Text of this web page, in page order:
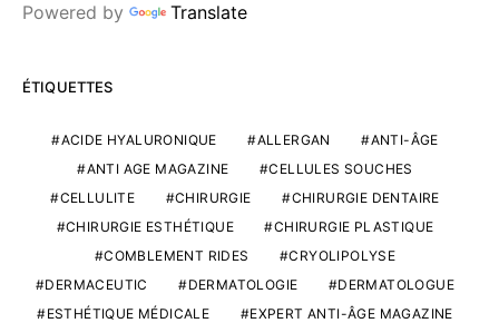
Powered by Translate
ÉTIQUETTES
ACIDE HYALURONIQUE ALLERGAN
ANTI-ÂGE
ANTI AGE MAGAZINE
CELLULES SOUCHES
CELLULITE
CHIRURGIE
CHIRURGIE DENTAIRE
CHIRURGIE ESTHÉTIQUE
CHIRURGIE PLASTIQUE
COMBLEMENT RIDES
CRYOLIPOLYSE
DERMACEUTIC
DERMATOLOGIE
DERMATOLOGUE
ESTHÉTIQUE MÉDICALE
EXPERT ANTI-ÂGE MAGAZINE